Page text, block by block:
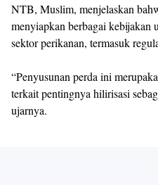
NTB, Muslim, menjelaskan
menyiapkan berbagai kebijakan
sektor perikanan, termasuk
“Penyusunan perda ini
terkait pentingnya hilirisasi
ujarnya.